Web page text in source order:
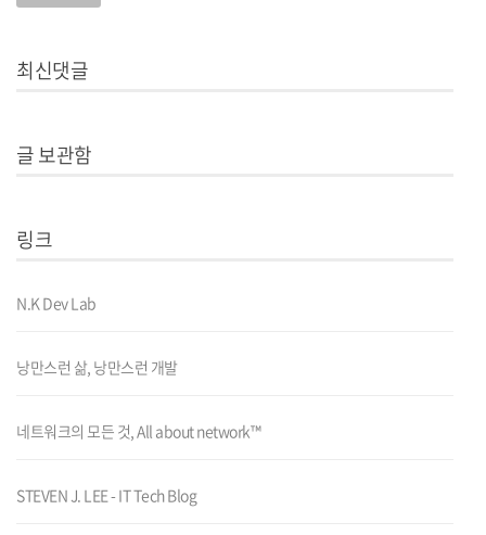
최신댓글
글 보관함
링크
N.K Dev Lab
낭만스런 삶, 낭만스런 개발
네트워크의 모든 것, All about network™
STEVEN J. LEE - IT Tech Blog